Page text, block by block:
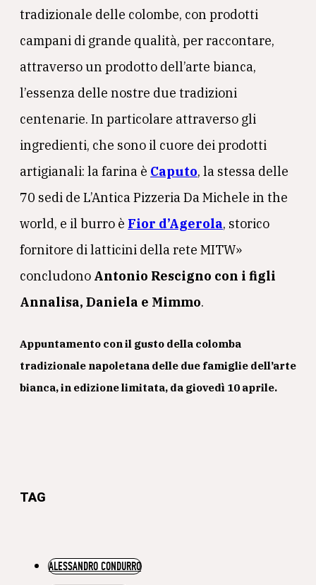
tradizionale delle colombe, con prodotti
campani di grande qualità, per raccontare,
attraverso un prodotto dell’arte bianca,
l’essenza delle nostre due tradizioni
centenarie. In particolare attraverso gli
ingredienti, che sono il cuore dei prodotti
artigianali: la farina è Caputo, la stessa delle
70 sedi de L’Antica Pizzeria Da Michele in the
world, e il burro è Fior d’Agerola, storico
fornitore di latticini della rete MITW»
concludono Antonio Rescigno con i figli
Annalisa, Daniela e Mimmo.
Appuntamento con il gusto della colomba
tradizionale napoletana delle due famiglie dell’arte
bianca, in edizione limitata, da giovedì 10 aprile.
TAG
ALESSANDRO CONDURRO